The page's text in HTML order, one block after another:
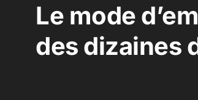
Le mode
des dizaines